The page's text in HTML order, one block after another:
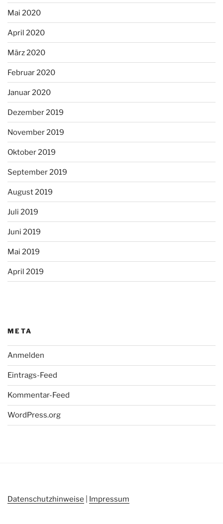
Mai 2020
April 2020
März 2020
Februar 2020
Januar 2020
Dezember 2019
November 2019
Oktober 2019
September 2019
August 2019
Juli 2019
Juni 2019
Mai 2019
April 2019
META
Anmelden
Eintrags-Feed
Kommentar-Feed
WordPress.org
Datenschutzhinweise Impressum